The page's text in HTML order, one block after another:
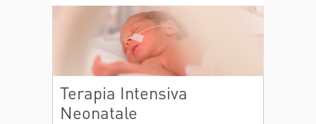
Terapia Intensiva
Neonatale